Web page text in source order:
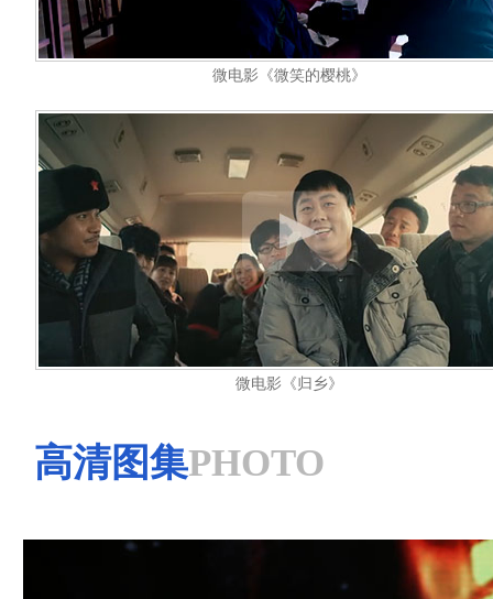
微电影《微笑的樱桃》
微电影《归乡》
高清图集PHOTO